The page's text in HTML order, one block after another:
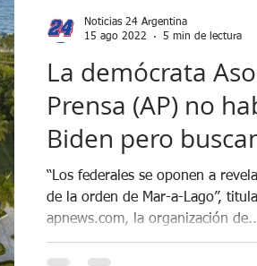
La demócrata
Prensa (AP) no
Biden pero
más a Trump
“Los federales se oponen a
de la orden de Mar-a-Lago”,
apnews.com, la organización
Noticias 24 Argentina
15 ago 2022
5 min de lectura